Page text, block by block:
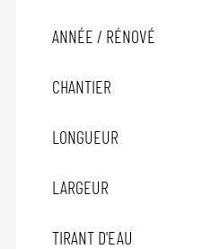
ANNÉE / RÉNOVÉ
CHANTIER
LONGUEUR
LARGEUR
TIRANT D'EAU